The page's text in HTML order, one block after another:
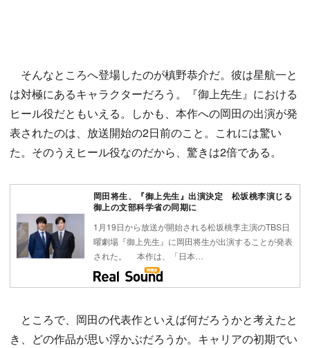
そんなところへ登場したのが槙野恭介だ。彼は星航一と
は対極にあるキャラクターだろう。『御上先生』における
ヒール役だともいえる。しかも、本作への岡田の出演が発
表されたのは、放送開始の2日前のこと。これには驚い
た。そのうえヒール役なのだから、驚きは2倍である。
岡田将生、『御上先生』出演決定 松坂桃李演じる
御上の文部科学省の同期に
1月19日から放送が開始される松坂桃李主演のTBS日
曜劇場『御上先生』に岡田将生が出演することが発表
された。 本作は、「日本…
ところで、岡田の代表作といえば何だろうかと考えたと
き、どの作品が思い浮かぶだろうか。キャリアの初期でい